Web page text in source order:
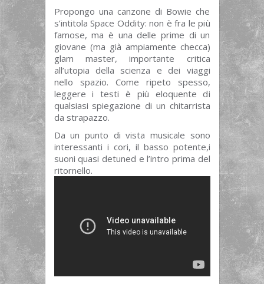
Propongo una canzone di Bowie che
s’intitola Space Oddity: non è fra le più
famose, ma è una delle prime di un
giovane (ma già ampiamente checca)
glam master, importante critica
all’utopia della scienza e dei viaggi
nello spazio. Come ripeto spesso,
leggere i testi è più eloquente di
qualsiasi spiegazione di un chitarrista
da strapazzo.
Da un punto di vista musicale sono
interessanti i cori, il basso potente,i
suoni quasi detuned e l’intro prima del
ritornello.